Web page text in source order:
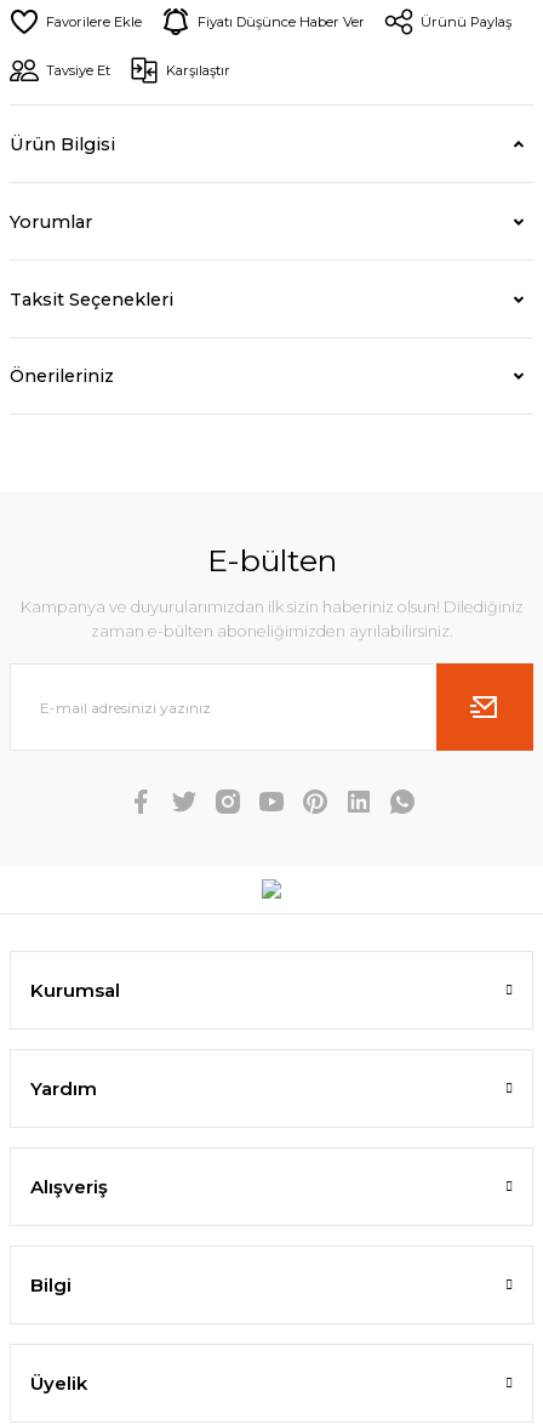
Fiyatı Düşünce Haber Ver Ürünü Paylaş
Tavsiye Et Karşılaştır
Ürün Bilgisi
Yorumlar
Taksit Seçenekleri
Önerileriniz
E-bülten
Kampanya ve duyurularımızdan ilk sizin haberiniz olsun! Dilediğiniz
zaman e-bülten aboneliğimizden ayrılabilirsiniz.
Kurumsal
Yardım
Alışveriş
Bilgi
Üyelik